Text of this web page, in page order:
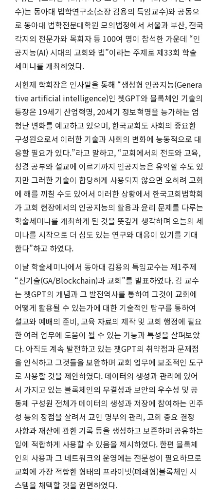
수)는 동아대 법학연구소(소장 김용의 특임교수)와 공동으
로 동아대 법학전문대학원 모의법정에서 서울과 부산, 전국
각지의 전문가와 목회자 등 100여 명이 참석한 가운데 “인
공지능(AI) 시대의 교회와 법”이라는 주제로 제33회 학술
세미나를 개최하였다.
서헌제 학회장은 인사말을 통해 “생성형 인공지능(Genera
tive artificial intelligence)인 쳇GPT와 블록체인 기술의
등장은 19세기 산업혁명, 20세기 정보혁명을 능가하는 엄
청난 변화를 예고하고 있으며, 한국교회도 사회의 중요한
구성원으로서 이러한 기술과 사회의 변화에 능동적으로 대
응할 필요가 있다.”라고 말하고, “교회에서의 전도와 교육,
성경 공부와 설교에 이르기까지 인공지능은 유익할 수도 있
지만 그러한 기술이 합당하게 사용되지 않으면 오히려 교회
에 해를 끼칠 수도 있어서 이러한 상황에서 한국교회법학회
가 교회 현장에서의 인공지능의 활용과 윤리 문제를 다루는
학술세미나를 개최하게 된 것을 뜻깊게 생각하며 오늘의 세
미나를 시작으로 더 심도 있는 연구와 대응이 있기를 기대
한다”하고 하였다.
이날 학술세미나에서 동아대 김용의 특임교수는 제1주제
“신기술(GA/Blockchain)과 교회”를 발표하였다. 김 교수
는 챗GPT의 개념과 그 발전역사를 통하여 그것이 교회에
어떻게 활용될 수 있는가에 대한 기술적인 탐구를 통하여
설교와 예배의 준비, 교육 자료의 제작 및 교회 행정에 필요
한 여러 업무에 도움이 될 수 있는 기능과 특성을 살펴보았
다. 아직도 계속 발전하고 있는 챗GPT의 취약점과 문제점
을 인식하고 그것들을 보완하며 교회 업무에 보조적인 도구
로 사용할 것을 제안하였다. 데이터의 생성과 관리에 있어
서 가지고 있는 블록체인의 무결성과 보안의 우수성 및 공
동체 구성원 전체가 데이터의 생성과 저장에 참여하는 민주
성 등의 장점을 살려서 교인 명부의 관리, 교회 중요 결정
사항과 재산에 관한 기록 등을 생성하고 보존하며 공유하는
일에 적합하게 사용할 수 있음을 제시하였다. 한편 블록체
인의 사용과 그 네트워크의 운영에는 전문성이 필요하므로
교회에 가장 적합한 형태의 프라이빗(폐쇄형)블록체인 시
스템을 채택할 것을 권면하였다.